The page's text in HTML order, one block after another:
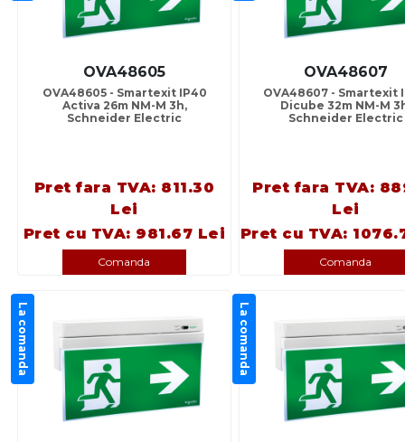
OVA48605
OVA48605 - Smartexit IP40
Activa 26m NM-M 3h,
Schneider Electric
Pret fara TVA: 811.30
Lei
Pret cu TVA: 981.67 Lei
Comanda
OVA48607
OVA48607 - Smartexit
Dicube 32m NM-M
Schneider Electric
Pret fara TVA:
Lei
Pret cu TVA:
Comanda
La comanda La comanda